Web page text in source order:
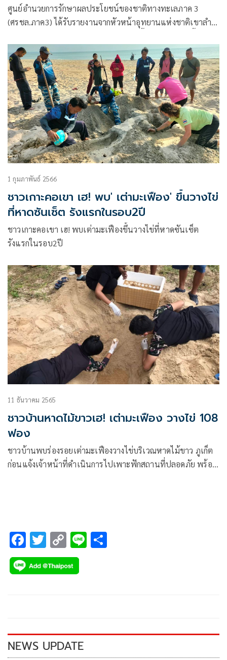
ศูนย์อำนวยการรักษาผลประโยชน์ของชาติทางทะเลภาค 3
(ศรชล.ภาค3) ได้รับรายงานจากหัวหน้าอุทยานแห่งชาติเขาลำ
อุทยานแห่งชาติเขาลำปี-หาดท้ายเหมือง
1 กุมภาพันธ์ 2566
ชาวเกาะคอเขา เฮ! พบ' เต่ามะเฟือง' ขึ้นวางไข่
ที่หาดซันเซ็ต รังแรกในรอบ2ปี
ชาวเกาะคอเขา เฮ! พบเต่ามะเฟืองขึ้นวางไข่ที่หาดซันเซ็ต
รังแรกในรอบ2ปี
11 ธันวาคม 2565
ชาวบ้านหาดไม้ขาวเฮ! เต่ามะเฟือง วางไข่ 108
ฟอง
ชาวบ้านพบร่องรอยเต่ามะเฟืองวางไข่บริเวณหาดไม้ขาว ภูเก็ต
ก่อนแจ้งเจ้าหน้าที่ดำเนินการไปเพาะฟักสถานที่ปลอดภัย พร้อม
F
ac
e
k
T
wi
tt
C
o
p
k
Li
NEWS UPDATE